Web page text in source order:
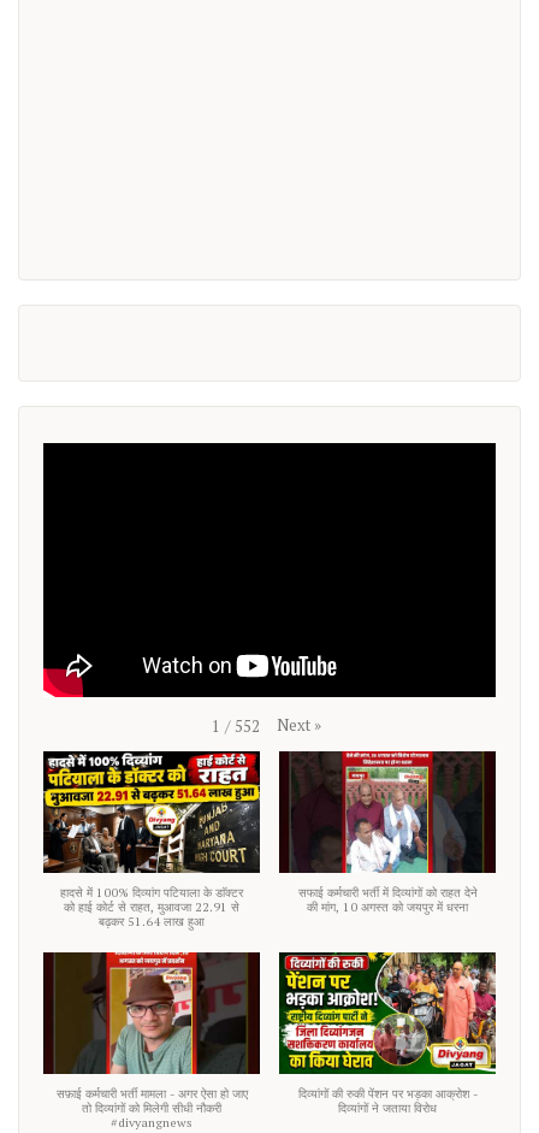
1 / 552 Next »
हादसे में 100% दिव्यांग पटियाला के डाॅक्टर
को हाई कोर्ट से राहत, मुआवजा 22.91 से
बढ़कर 51.64 लाख हुआ
सफाई कर्मचारी भर्ती में दिव्यांगों को राहत देने
की मांग, 10 अगस्त को जयपुर में धरना
सफ़ाई कर्मचारी भर्ती मामला - अगर ऐसा हो जाए
तो दिव्यांगों को मिलेगी सीधी नौकरी
#divyangnews
दिव्यांगों की रुकी पेंशन पर भड़का आक्रोश -
दिव्यांगों ने जताया विरोध